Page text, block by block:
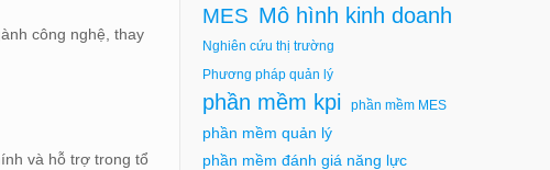
công nghệ, thay
và hỗ trợ trong tổ
MES Mô hình kinh doanh
Nghiên cứu thị trường
Phương pháp quản lý
phần mềm kpi phần mềm MES
phần mềm quản lý
phần mềm đánh giá năng lực